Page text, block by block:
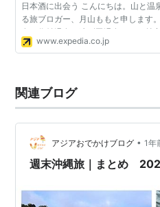
日本酒に出会う こんにちは。山と温
る旅ブロガー、月山ももと申します
泉、作並温泉、遠刈田温泉など、魅
泉地がたくさんある宮城。私が訪れる
www.expedia.co.jp
関連ブログ
アジアおでかけブログ • 1年
週末沖縄旅｜まとめ